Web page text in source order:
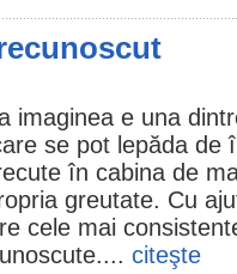
imaginea e una
se pot lepăda de
în cabina de
greutate. Cu
cele mai
citeşte